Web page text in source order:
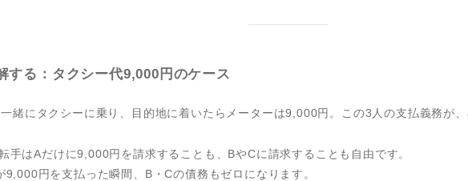
する：タクシー代9,000円のケース
緒にタクシーに乗り、目的地に着いたらメーターは9,000円。この3人の支払義務が
転手はAだけに9,000円を請求することも、BやCに請求することも自由です。
9,000円を支払った瞬間、B・Cの債務もゼロになります。